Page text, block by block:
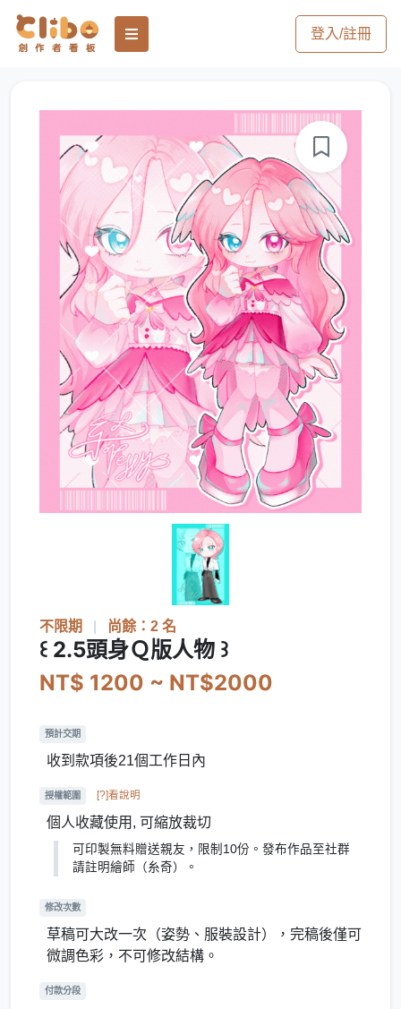
登入/註冊
不限期 尚餘：2 名
꒰ 2.5頭身Ｑ版人物 ꒱
NT$ 1200 ~ NT$2000
預計交期
收到款項後21個工作日內
授權範圍 [?]看說明
個人收藏使用, 可縮放裁切
可印製無料贈送親友，限制10份。發布作品至社群
請註明繪師（糸奇）。
修改次數
草稿可大改一次（姿勢、服裝設計），完稿後僅可
微調色彩，不可修改結構。
付款分段